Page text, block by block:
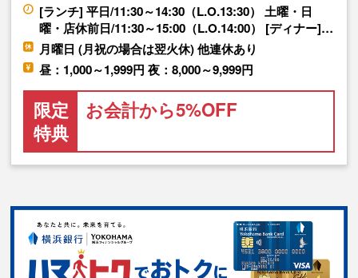
[ランチ] 平日/11:30～14:30（L.O.13:30） 土曜・日
曜・店休前日/11:30～15:00（L.O.14:00） [ディナー]…
月曜日 (月祝の場合は翌火休) 他連休あり
昼：1,000～1,999円 夜：8,000～9,999円
限定
特典
お会計から5%OFF